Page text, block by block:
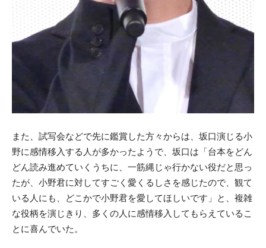
また、試写会などで先に鑑賞した方々からは、坂口演じる小
野に感情移入する人が多かったようで、坂口は「台本をどん
どん読み進めていくうちに、一筋縄じゃ行かない役だと思っ
たが、小野君に対してすごく愛くるしさを感じたので、観て
いる人にも、どこかで小野君を愛してほしいです」と、複雑
な役柄を演じきり、多くの人に感情移入してもらえているこ
とに喜んでいた。